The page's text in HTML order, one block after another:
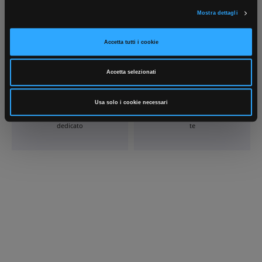
Mostra dettagli
Accetta tutti i cookie
Accetta selezionati
Usa solo i cookie necessari
Parla con il tuo customer care
dedicato
Punti vendita
Negozi di materiale elettrico vicino a
te